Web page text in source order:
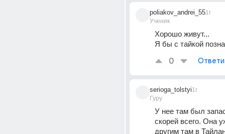
poliakov_andrei_55
Ученик
1г
Хорошо живут...
Я бы с тайкой
0
serioga_tolstyi
Гуру
1г
У нее там был
скорей всего. Она
другим там в